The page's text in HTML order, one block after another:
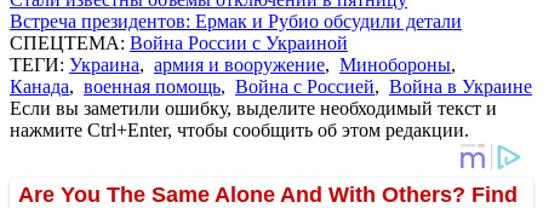
Встреча президентов: Ермак и Рубио обсудили детали
СПЕЦТЕМА: Война России с Украиной
ТЕГИ: Украина, армия и вооружение, Минобороны,
Канада, военная помощь, Война с Россией, Война в Украине
Если вы заметили ошибку, выделите необходимый текст и
нажмите Ctrl+Enter, чтобы сообщить об этом редакции.